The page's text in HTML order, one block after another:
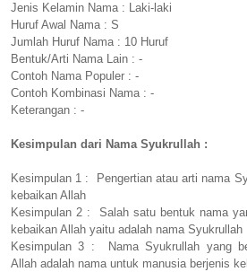
Jenis Kelamin Nama : Laki-laki
Huruf Awal Nama : S
Jumlah Huruf Nama : 10 Huruf
Bentuk/Arti Nama Lain : -
Contoh Nama Populer : -
Contoh Kombinasi Nama : -
Keterangan : -
Kesimpulan dari Nama Syukrullah :
Kesimpulan 1 : Pengertian atau arti nama
kebaikan Allah
Kesimpulan 2 : Salah satu bentuk nama
kebaikan Allah yaitu adalah nama Syukrullah
Kesimpulan 3 : Nama Syukrullah yang
Allah adalah nama untuk manusia berjenis